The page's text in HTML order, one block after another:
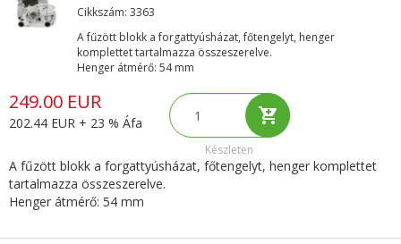
Cikkszám: 3363
A fűzött blokk a forgattyúsházat, főtengelyt, henger
komplettet tartalmazza összeszerelve.
Henger átmérő: 54 mm
249.00 EUR
202.44 EUR + 23 % Áfa
Készleten
A fűzött blokk a forgattyúsházat, főtengelyt, henger komplettet
tartalmazza összeszerelve.
Henger átmérő: 54 mm